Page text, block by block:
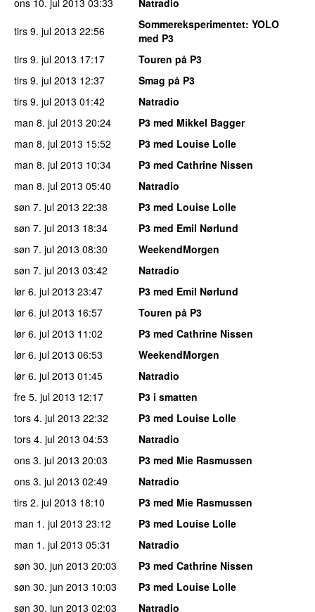
tirs 9. jul 2013 22:56 Sommereksperimentet: YOLO
med P3
tirs 9. jul 2013 17:17
Touren på P3
tirs 9. jul 2013 12:37
Smag på P3
tirs 9. jul 2013 01:42
Natradio
man 8. jul 2013 20:24
P3 med Mikkel Bagger
man 8. jul 2013 15:52
P3 med Louise Lolle
man 8. jul 2013 10:34
P3 med Cathrine Nissen
man 8. jul 2013 05:40
Natradio
søn 7. jul 2013 22:38
P3 med Louise Lolle
søn 7. jul 2013 18:34
P3 med Emil Nørlund
søn 7. jul 2013 08:30
WeekendMorgen
søn 7. jul 2013 03:42
Natradio
lør 6. jul 2013 23:47
P3 med Emil Nørlund
lør 6. jul 2013 16:57
Touren på P3
lør 6. jul 2013 11:02
P3 med Cathrine Nissen
lør 6. jul 2013 06:53
WeekendMorgen
lør 6. jul 2013 01:45
Natradio
fre 5. jul 2013 12:17
P3 i smatten
tors 4. jul 2013 22:32
P3 med Louise Lolle
tors 4. jul 2013 04:53
Natradio
ons 3. jul 2013 20:03
P3 med Mie Rasmussen
ons 3. jul 2013 02:49
Natradio
tirs 2. jul 2013 18:10
P3 med Mie Rasmussen
man 1. jul 2013 23:12
P3 med Louise Lolle
man 1. jul 2013 05:31
Natradio
søn 30. jun 2013 20:03
P3 med Cathrine Nissen
søn 30. jun 2013 10:03
P3 med Louise Lolle
søn 30. jun 2013 02:03 Natradio